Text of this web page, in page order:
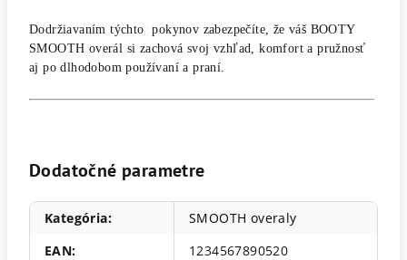
Dodržiavaním týchto pokynov zabezpečíte, že váš BOOTY
SMOOTH overál si zachová svoj vzhľad, komfort a pružnosť
aj po dlhodobom používaní a praní.
e
s
o
Dodatočné parametre
Kategória:
SMOOTH overaly
EAN:
1234567890520